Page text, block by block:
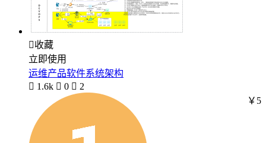
收藏
立即使用
运维产品软件系统架构
 1.6k  0  2
￥5